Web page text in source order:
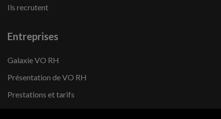
Ils recrutent
Entreprises
Galaxie VO RH
Présentation de VO RH
Prestations et tarifs